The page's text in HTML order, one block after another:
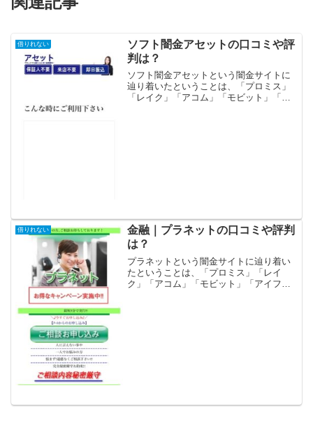
借りれない
ソフト闇金アセットの口コミや評
判は？
ソフト闇金アセットという闇金サイトに
辿り着いたということは、「プロミス」
「レイク」「アコム」「モビット」「ア
借りれない
金融｜プラネットの口コミや評判
は？
プラネットという闇金サイトに辿り着い
たということは、「プロミス」「レイ
ク」「アコム」「モビット」「アイフ